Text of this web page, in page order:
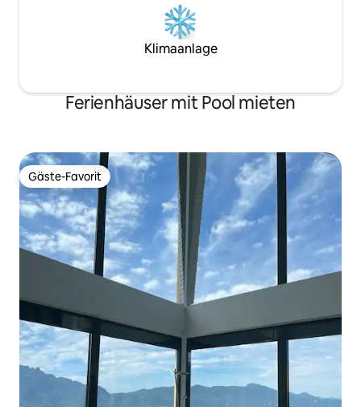
Klimaanlage
Ferienhäuser mit Pool mieten
Gäste-Favorit
Gäste-Favorit